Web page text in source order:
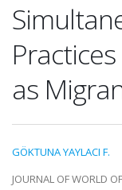
as
GÖKTUNA YAYLACI F.
JOURNAL OF WORLD